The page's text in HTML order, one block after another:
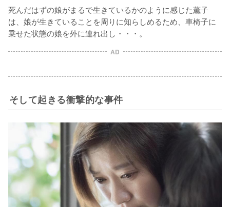
死んだはずの娘がまるで生きているかのように感じた薫子
は、娘が生きていることを周りに知らしめるため、車椅子に
乗せた状態の娘を外に連れ出し・・・。
AD
そして起きる衝撃的な事件